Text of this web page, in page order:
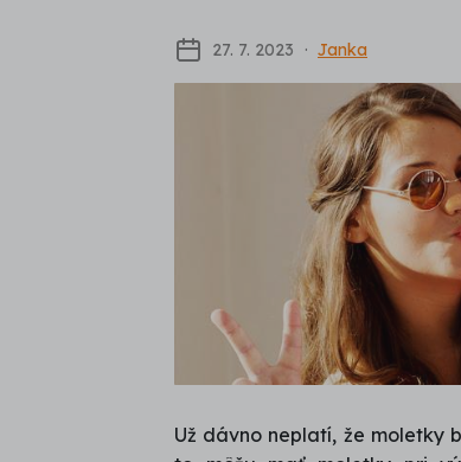
27. 7. 2023 Janka
Už dávno neplatí, že moletky